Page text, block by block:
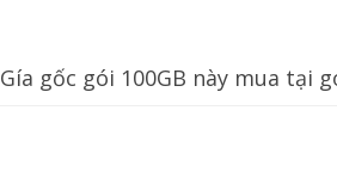
Gía gốc gói 100GB này mua tại